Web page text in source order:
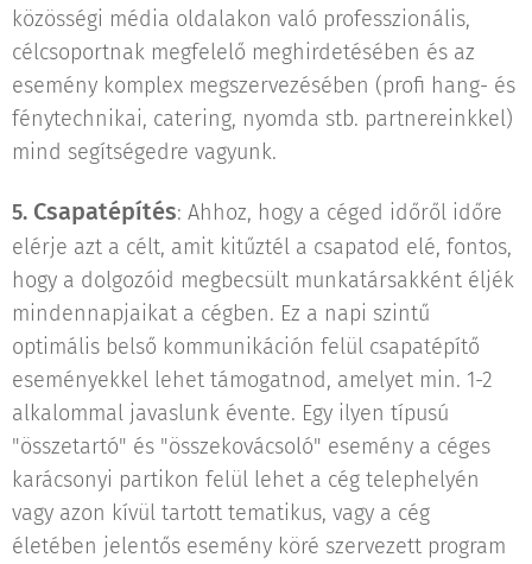
közösségi média oldalakon való professzionális,
célcsoportnak megfelelő meghirdetésében és az
esemény komplex megszervezésében (profi hang- és
fénytechnikai, catering, nyomda stb. partnereinkkel)
mind segítségedre vagyunk.
5. Csapatépítés: Ahhoz, hogy a céged időről időre
elérje azt a célt, amit kitűztél a csapatod elé, fontos,
hogy a dolgozóid megbecsült munkatársakként éljék
mindennapjaikat a cégben. Ez a napi szintű
optimális belső kommunikáción felül csapatépítő
eseményekkel lehet támogatnod, amelyet min. 1-2
alkalommal javaslunk évente. Egy ilyen típusú
"összetartó" és "összekovácsoló" esemény a céges
karácsonyi partikon felül lehet a cég telephelyén
vagy azon kívül tartott tematikus, vagy a cég
életében jelentős esemény köré szervezett program